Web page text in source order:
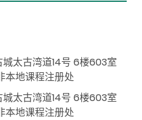
城太古湾道14号 6楼603室
本地课程注册处
城太古湾道14号 6楼603室
本地课程注册处